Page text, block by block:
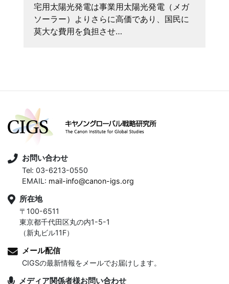
宅用太陽光発電は事業用太陽光発電（メガ
ソーラー）よりさらに高価であり、国民に
莫大な費用を負担させ…
お問い合わせ
Tel: 03-6213-0550
EMAIL: mail-info@canon-igs.org
所在地
〒100-6511
東京都千代田区丸の内1-5-1
（新丸ビル11F）
メール配信
CIGSの最新情報をメールでお届けします。
メディア関係者様お問い合わせ